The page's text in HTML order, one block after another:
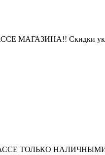
Скидки
НАЛИЧНЫМИ!